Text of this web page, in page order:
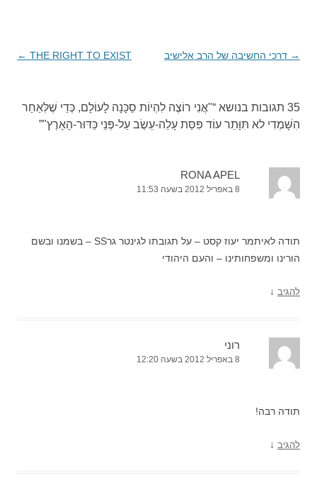
ניווט
→ דרכי החשיבה של הרב אלישיב THE RIGHT TO EXIST
←
35 תגובות בנושא “
"אֲנִי רוֹצֶה לִהְיוֹת סַכָּנָה לָעוֹלָם, כְּדֵי שֶׁלְּאַחַר
הִשָּׁמְדִי לא תִּוָּתֵר עוֹד פִּסַּת עָלֵה-עֵשֶׂב עַל-פְּנֵי כַּדּוּר-הָאָרֶץ"”
RONA APEL
8 באפריל 2012 בשעה 11:53
תודה לאיתמר יעוז קסט – על תגובתו לגינטר גרSS – בשמנו ובשם
הורינו ומשפחותינו – והעם היהודי
להגיב ↓
רוני
8 באפריל 2012 בשעה 12:20
תודה רבה!
להגיב ↓